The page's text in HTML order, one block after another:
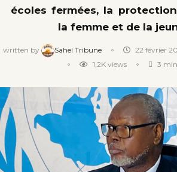
écoles fermées, la
la femme et de la
written by Sahel Tribune 22 février
1,2Kviews 3